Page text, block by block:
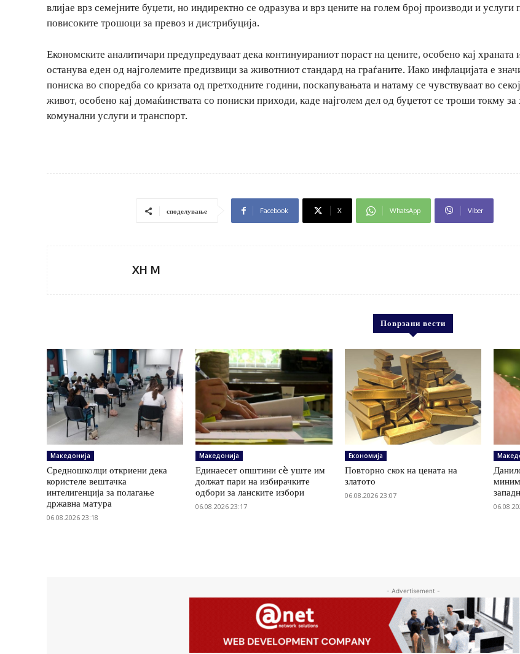
влијае врз семејните буџети, но индиректно се одразува и врз цените на голем број производи и услуги
повисоките трошоци за превоз и дистрибуција.
Економските аналитичари предупредуваат дека континуираниот пораст на цените, особено кај храната
останува еден од најголемите предизвици за животниот стандард на граѓаните. Иако инфлацијата е
пониска во споредба со кризата од претходните години, поскапувањата и натаму се чувствуваат во
живот, особено кај домаќинствата со пониски приходи, каде најголем дел од буџетот се троши токму за
комунални услуги и транспорт.
споделување Facebook X WhatsApp Viber
XH M
Поврзани вести
Македонија
Средношколци откриени дека
користеле вештачка
интелигенција за полагање
државна матура
06.08.2026 23:18
Македонија
Единаесет општини сè уште им
должат пари на избирачките
одбори за ланските избори
06.08.2026 23:17
Економија
Повторно скок на цената на
златото
06.08.2026 23:07
- Advertisement -